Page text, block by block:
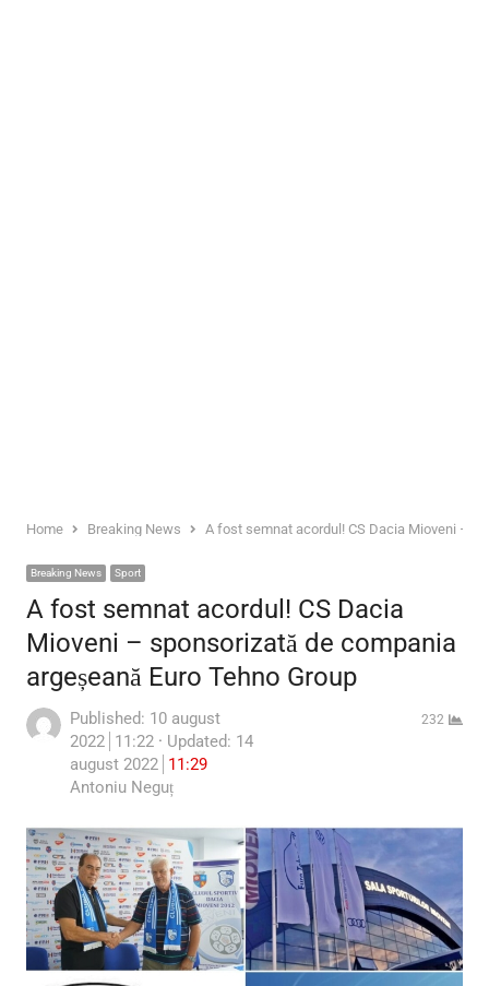
Home Breaking News A fost semnat acordul! CS Dacia Mioveni –
Breaking News Sport
A fost semnat acordul! CS Dacia
Mioveni – sponsorizată de compania
argeșeană Euro Tehno Group
Published: 10 august
2022 11:22
Updated: 14
august 2022 11:29
Author
Antoniu Neguț
232